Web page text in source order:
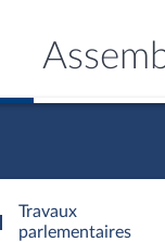
Travaux
parlementaires